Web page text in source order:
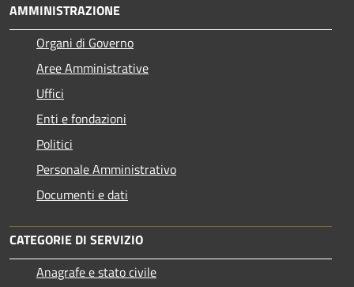
AMMINISTRAZIONE
Organi di Governo
Aree Amministrative
Uffici
Enti e fondazioni
Politici
Personale Amministrativo
Documenti e dati
CATEGORIE DI SERVIZIO
Anagrafe e stato civile